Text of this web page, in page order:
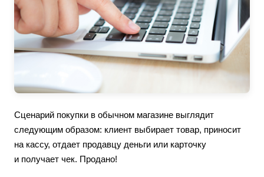
Сценарий покупки в обычном магазине выглядит
следующим образом: клиент выбирает товар, приносит
на кассу, отдает продавцу деньги или карточку
и получает чек. Продано!